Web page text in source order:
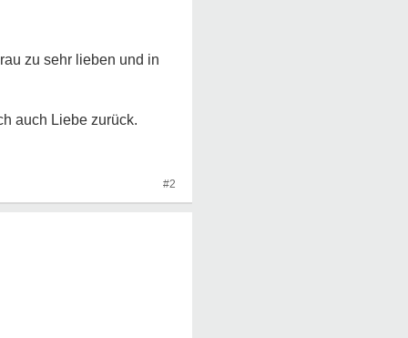
zu sehr lieben und in
auch Liebe zurück.
#2